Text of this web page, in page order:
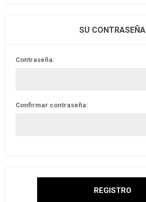
SU CONTRASEÑA
Contraseña:
Confirmar contraseña: